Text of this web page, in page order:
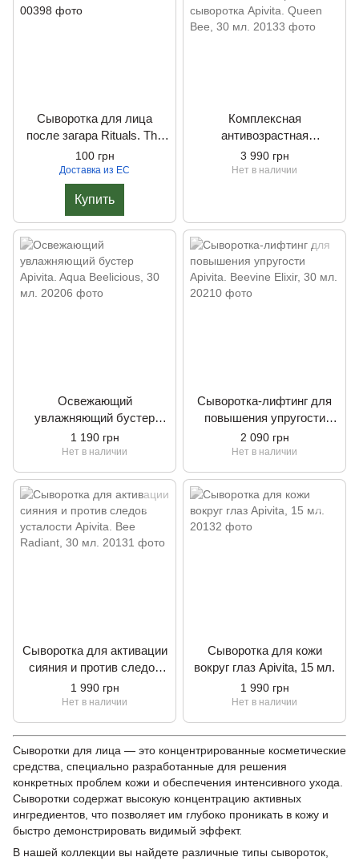
Сыворотка для лица
после загара Rituals. The
Ritual of Karma, 70 мл.
100 грн
Доставка из ЕС
Купить
Комплексная
антивозрастная
восстанавливающая
сыворотка Apivita. Queen
3 990 грн
Нет в наличии
Освежающий
увлажняющий бустер
Apivita. Aqua Beelicious, 30
мл.
1 190 грн
Нет в наличии
Сыворотка-лифтинг для
повышения упругости
Apivita. Beevine Elixir, 30
мл.
2 090 грн
Нет в наличии
Сыворотка для активации
сияния и против следов
усталости Apivita. Bee
Radiant, 30 мл.
1 990 грн
Нет в наличии
Сыворотка для кожи
вокруг глаз Apivita, 15 мл.
1 990 грн
Нет в наличии
Сыворотки для лица — это концентрированные косметические
средства, специально разработанные для решения
конкретных проблем кожи и обеспечения интенсивного ухода.
Сыворотки содержат высокую концентрацию активных
ингредиентов, что позволяет им глубоко проникать в кожу и
быстро демонстрировать видимый эффект.
В нашей коллекции вы найдете различные типы сывороток,